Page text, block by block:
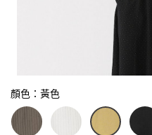
顏色：黃色